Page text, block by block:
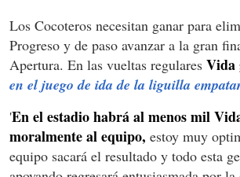
Los Cocoteros necesitan ganar para
Progreso y de paso avanzar a la gran
Apertura. En las vueltas regulares Vida
en el juego de ida de la liguilla
'En el estadio habrá al menos mil
moralmente al equipo, estoy muy
equipo sacará el resultado y todo esta